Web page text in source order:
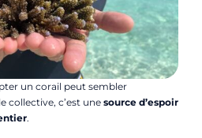
un corail peut sembler
collective, c’est une source d’espoir
.